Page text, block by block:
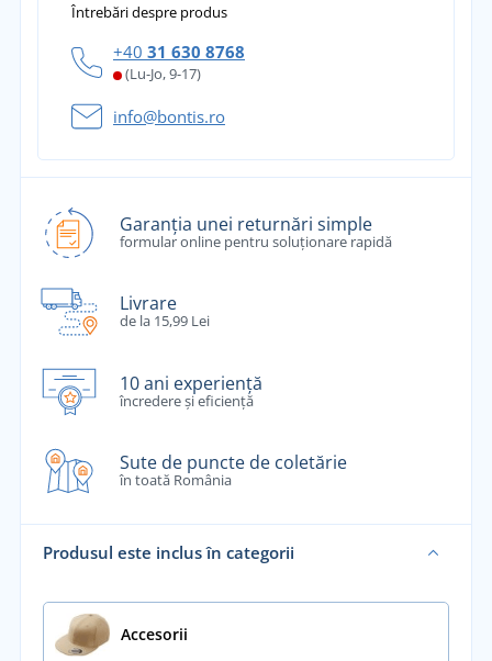
Întrebări despre produs
+40 31 630 8768
(Lu-Jo, 9-17)
info@bontis.ro
Garanția unei returnări simple
formular online pentru soluționare rapidă
Livrare
de la 15,99 Lei
10 ani experiență
încredere și eficiență
Sute de puncte de coletărie
în toată România
Produsul este inclus în categorii
Accesorii